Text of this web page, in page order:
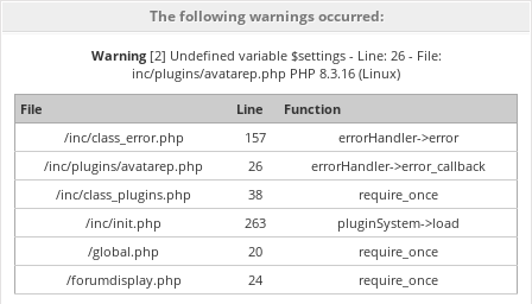
The following warnings occurred:
Warning[2] Undefined variable $settings - Line: 26 - File:
inc/plugins/avatarep.php PHP 8.3.16 (Linux)
File
Line
Function
/inc/class_error.php
157
errorHandler->error
/inc/plugins/avatarep.php
26
errorHandler->error_callback
/inc/class_plugins.php
38
require_once
/inc/init.php
263
pluginSystem->load
/global.php
20
require_once
/forumdisplay.php
24
require_once